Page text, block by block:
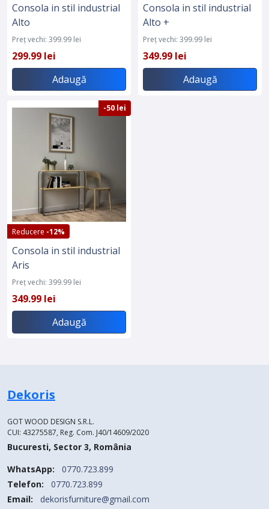
Consola in stil industrial
Alto
Preț vechi: 399.99 lei
299.99 lei
Adaugă
Consola in stil industrial
Alto +
Preț vechi: 399.99 lei
349.99 lei
Adaugă
Reducere -12%
-50 lei
Consola in stil industrial
Aris
Preț vechi: 399.99 lei
349.99 lei
Adaugă
Dekoris
GOT WOOD DESIGN S.R.L.
CUI: 43275587, Reg. Com. J40/14609/2020
Bucuresti, Sector 3, România
WhatsApp:
0770.723.899
Telefon:
0770.723.899
Email:
dekorisfurniture@gmail.com